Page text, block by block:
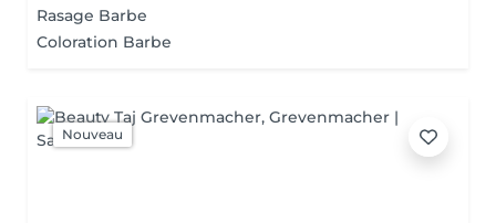
Rasage Barbe
Coloration Barbe
Nouveau